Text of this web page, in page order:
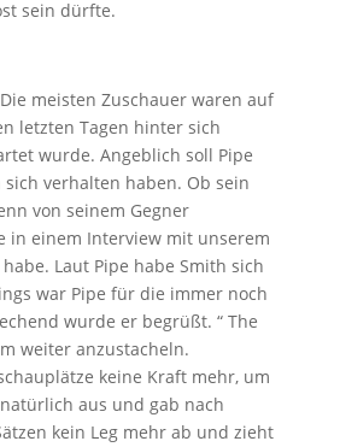
sein dürfte.
meisten Zuschauer waren auf
letzten Tagen hinter sich
wurde. Angeblich soll Pipe
verhalten haben. Ob sein
von seinem Gegner
in einem Interview mit unserem
Laut Pipe habe Smith sich
war Pipe für die immer noch
wurde er begrüßt. “ The
weiter anzustacheln.
keine Kraft mehr, um
aus und gab nach
kein Leg mehr ab und zieht